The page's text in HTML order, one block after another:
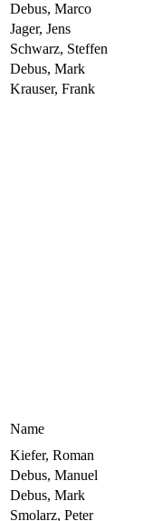
Debus, Marco
Jager, Jens
Schwarz, Steffen
Debus, Mark
Krauser, Frank
Name
Kiefer, Roman
Debus, Manuel
Debus, Mark
Smolarz, Peter